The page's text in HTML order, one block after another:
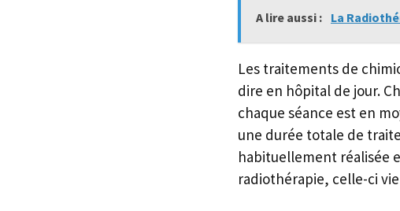
A lire aussi : La
Les traitements de
dire en hôpital de jour.
chaque séance est en
une durée totale de
habituellement réalisée
radiothérapie, celle-ci